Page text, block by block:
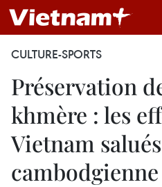
CULTURE-SPORTS
Préservation
khmère : les
Vietnam
cambodgienne